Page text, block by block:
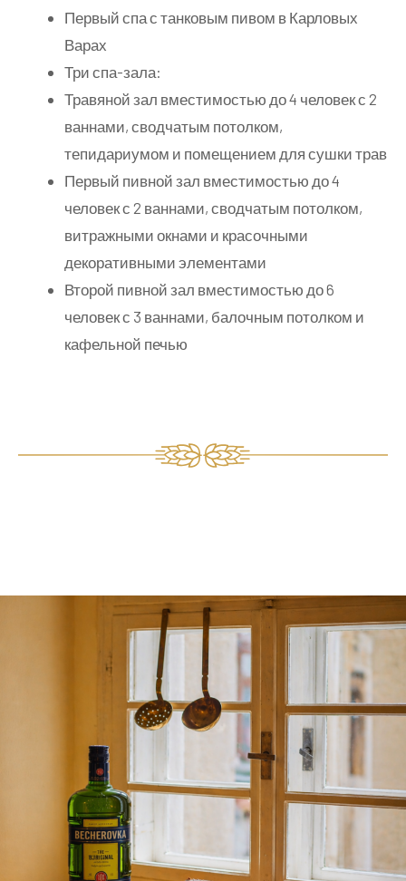
Первый спа с танковым пивом в Карловых
Варах
Три спа-зала:
Травяной зал вместимостью до 4 человек с 2
ваннами, сводчатым потолком,
тепидариумом и помещением для сушки трав
Первый пивной зал вместимостью до 4
человек с 2 ваннами, сводчатым потолком,
витражными окнами и красочными
декоративными элементами
Второй пивной зал вместимостью до 6
человек с 3 ваннами, балочным потолком и
кафельной печью